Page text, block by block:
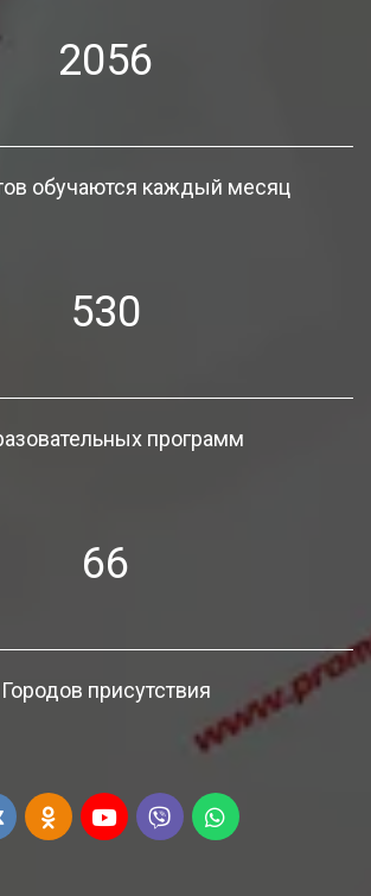
2056
обучаются каждый месяц
530
программ
66
Городов присутствия